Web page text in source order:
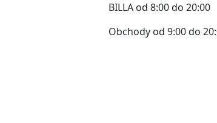
BILLA od 8:00 do 20:00
Obchody od 9:00 do